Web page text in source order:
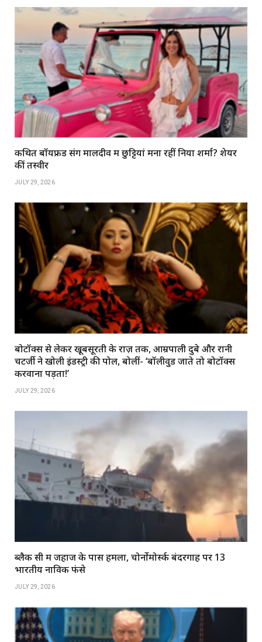
कथित बॉयफ्रेंड संग मालदीव में छुट्टियां मना रहीं निया शर्मा? शेयर
कीं तस्वीरें
JULY 29, 2026
बोटॉक्स से लेकर खूबसूरती के राज़ तक, आम्रपाली दुबे और रानी
चटर्जी ने खोली इंडस्ट्री की पोल, बोलीं- ‘बॉलीवुड जाते तो बोटॉक्स
करवाना पड़ता!’
JULY 29, 2026
ब्लैक सी में जहाज के पास हमला, चोर्नोमोर्स्क बंदरगाह पर 13
भारतीय नाविक फंसे
JULY 29, 2026